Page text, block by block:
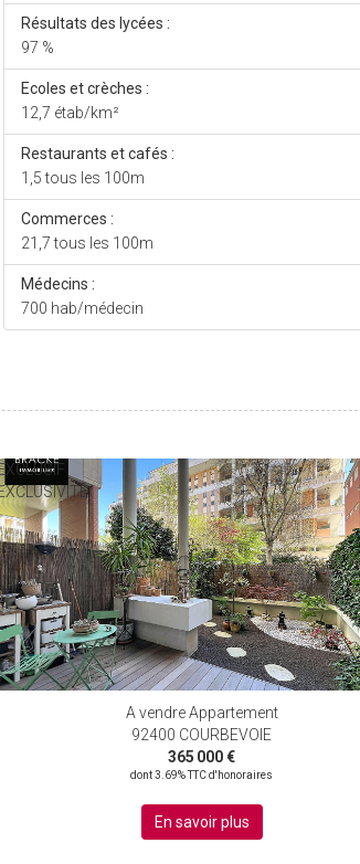
Résultats des lycées :
97 %
Ecoles et crèches :
12,7 étab/km²
Restaurants et cafés :
1,5 tous les 100m
Commerces :
21,7 tous les 100m
Médecins :
700 hab/médecin
A vendre Appartement
92400 COURBEVOIE
365 000 €
dont 3.69% TTC d'honoraires
En savoir plus